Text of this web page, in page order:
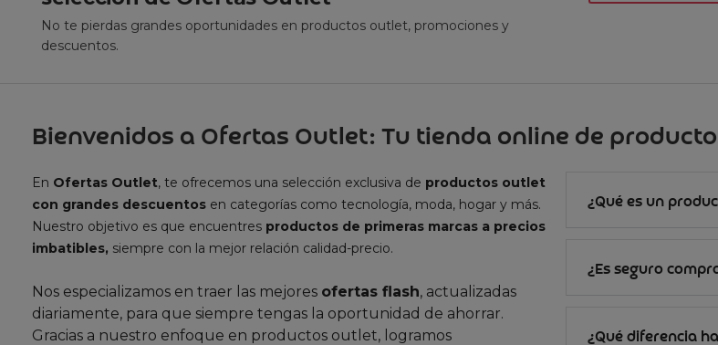
No te pierdas grandes oportunidades en productos outlet, promociones y
descuentos.
Bienvenidos a Ofertas Outlet: Tu tienda online de
En Ofertas Outlet, te ofrecemos una selección exclusiva de productos outlet
con grandes descuentos en categorías como tecnología, moda, hogar y más.
Nuestro objetivo es que encuentres productos de primeras marcas a precios
imbatibles, siempre con la mejor relación calidad-precio.
Nos especializamos en traer las mejores ofertas flash, actualizadas
diariamente, para que siempre tengas la oportunidad de ahorrar.
Gracias a nuestro enfoque en productos outlet, logramos
¿Qué es un
¿Es seguro
¿Qué diferencia